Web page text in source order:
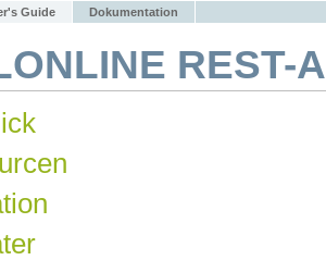
Guide Dokumentation